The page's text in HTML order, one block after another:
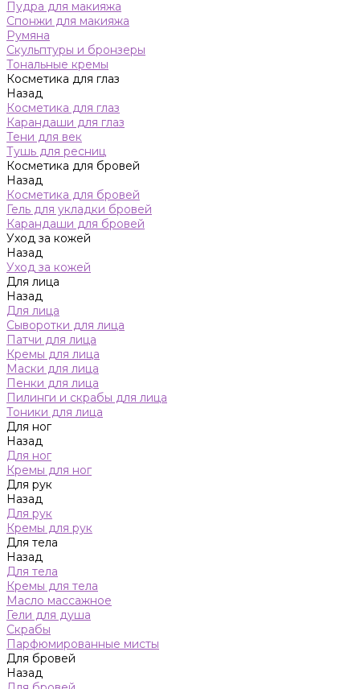
Пудра для макияжа
Спонжи для макияжа
Румяна
Скульптуры и бронзеры
Тональные кремы
Косметика для глаз
Назад
Косметика для глаз
Карандаши для глаз
Тени для век
Тушь для ресниц
Косметика для бровей
Назад
Косметика для бровей
Гель для укладки бровей
Карандаши для бровей
Уход за кожей
Назад
Уход за кожей
Для лица
Назад
Для лица
Сыворотки для лица
Патчи для лица
Кремы для лица
Маски для лица
Пенки для лица
Пилинги и скрабы для лица
Тоники для лица
Для ног
Назад
Для ног
Кремы для ног
Для рук
Назад
Для рук
Кремы для рук
Для тела
Назад
Для тела
Кремы для тела
Масло массажное
Гели для душа
Скрабы
Парфюмированные мисты
Для бровей
Назад